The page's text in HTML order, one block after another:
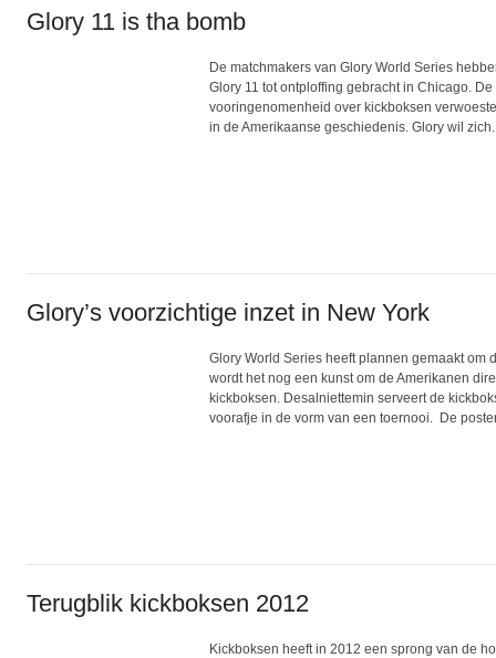
Glory 11 is tha bomb
De matchmakers van Glory World Series
Glory 11 tot ontploffing gebracht in Chicago.
vooringenomenheid over kickboksen
in de Amerikaanse geschiedenis. Glory wil
Glory’s voorzichtige inzet in New York
Glory World Series heeft plannen gemaakt om
wordt het nog een kunst om de Amerikanen
kickboksen. Desalniettemin serveert de
voorafje in de vorm van een toernooi. De
Terugblik kickboksen 2012
Kickboksen heeft in 2012 een sprong van de